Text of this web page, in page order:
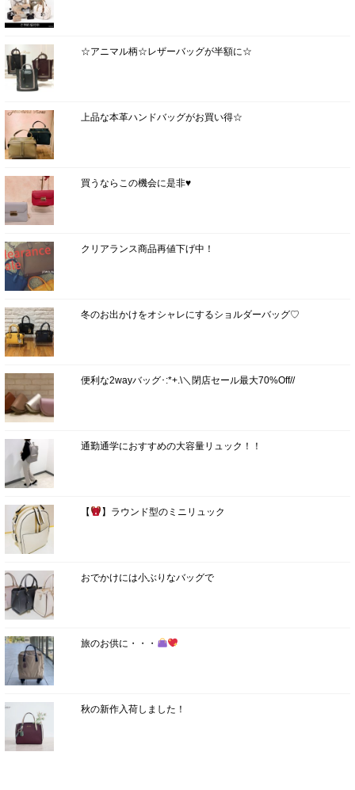
☆アニマル柄☆レザーバッグが半額に☆
上品な本革ハンドバッグがお買い得☆
買うならこの機会に是非♥
クリアランス商品再値下げ中！
冬のお出かけをオシャレにするショルダーバッグ♡
便利な2wayバッグ･:*+.\＼閉店セール最大70%Off//
通勤通学におすすめの大容量リュック！！
【 】ラウンド型のミニリュック
おでかけには小ぶりなバッグで
旅のお供に・・・
秋の新作入荷しました！